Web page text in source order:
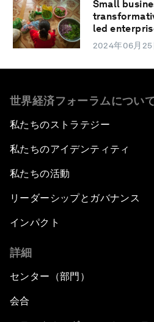
Small
led
2024年06月25
世界経済フォーラムについ
私たちのストラテジー
私たちのアイデンティティ
私たちの活動
リーダーシップとガバナンス
インパクト
詳細
センター（部門）
会合